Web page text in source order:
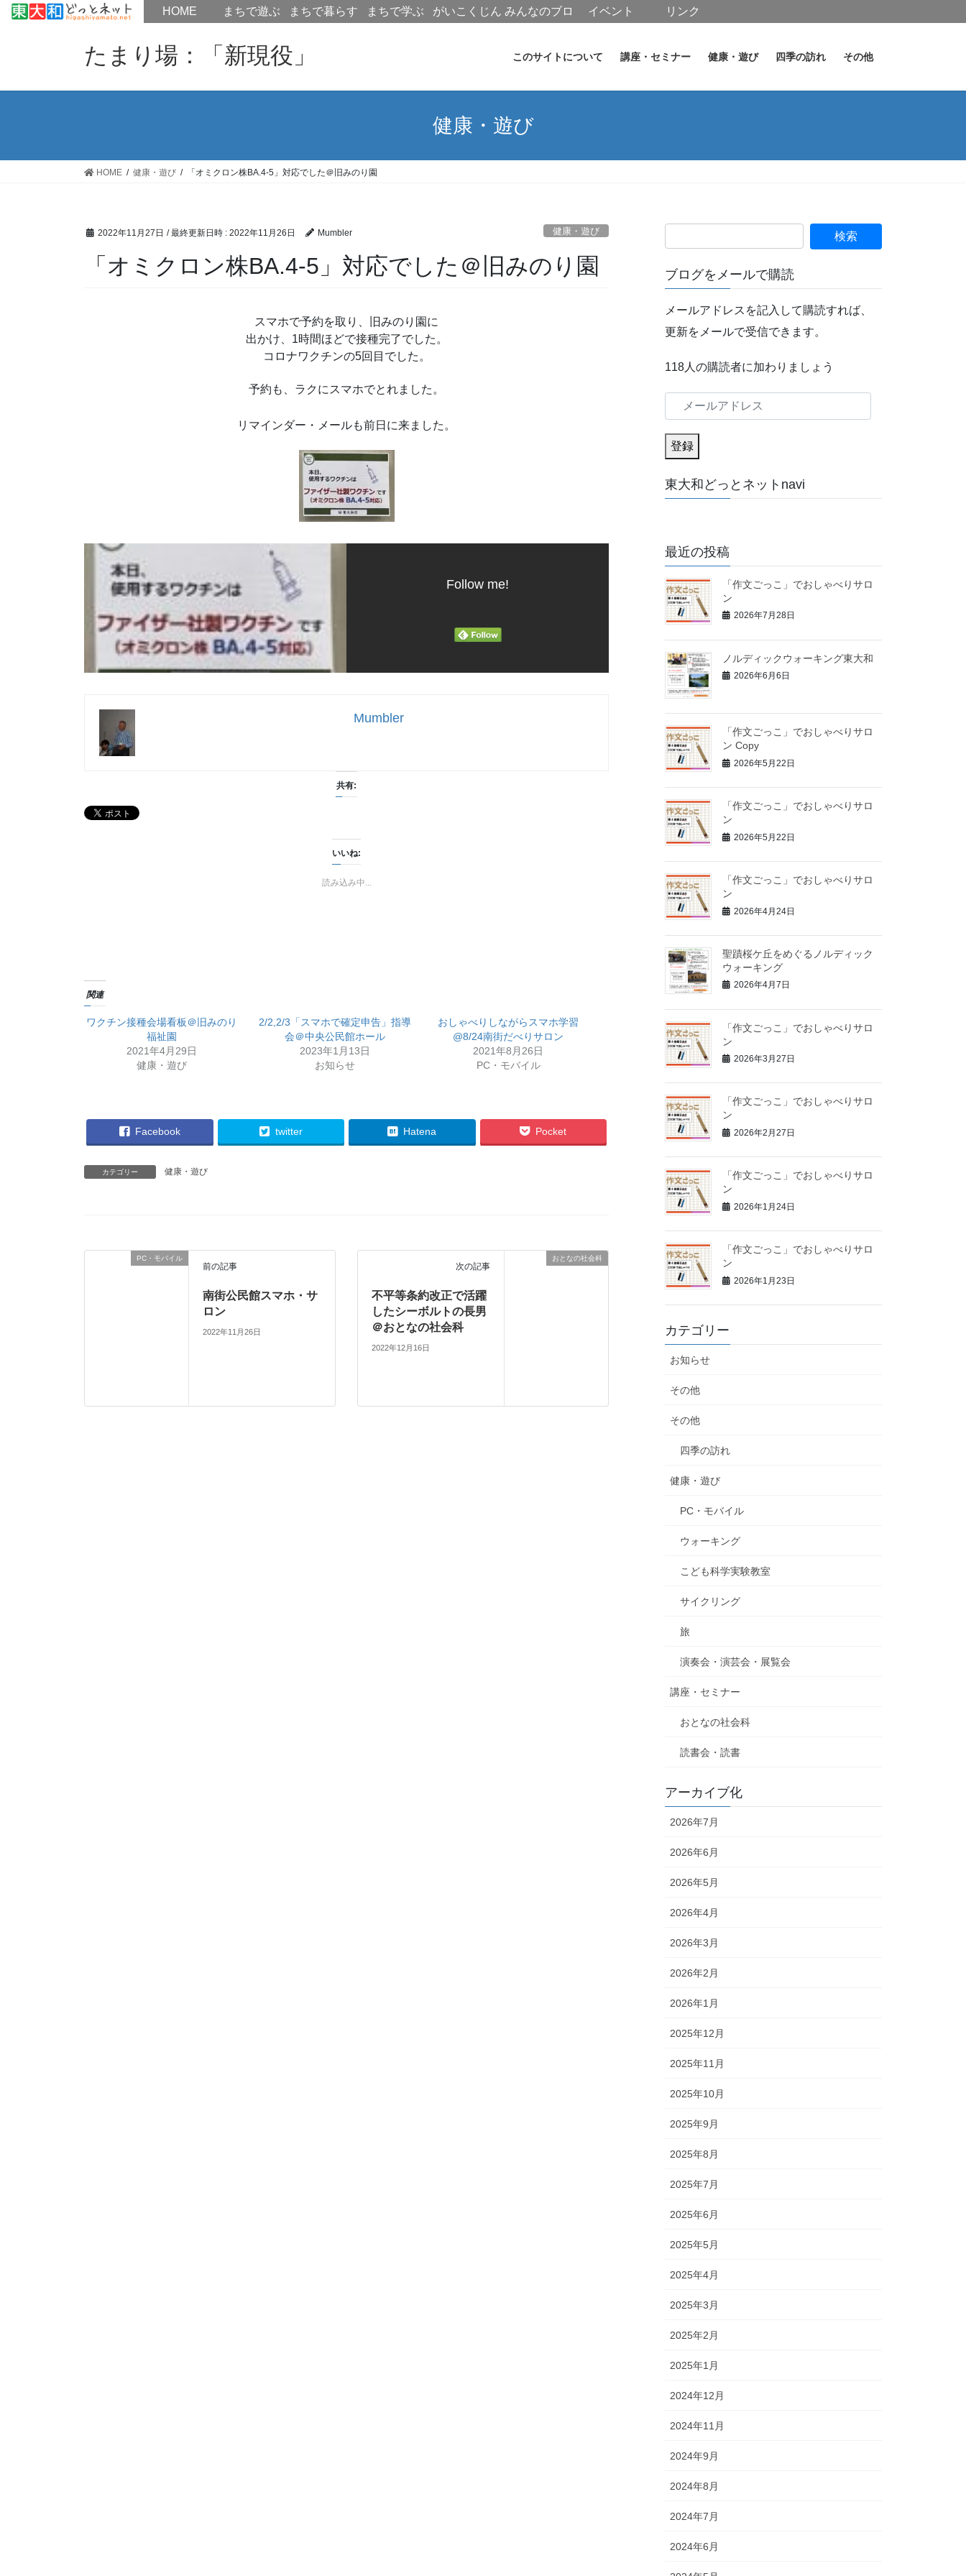
たまり場：「新現役」 このサイトについて 講座・セミナー 健康・遊び 四季の訪れ その他
健康・遊び
HOME 健康・遊び 「オミクロン株BA.4-5」対応でした＠旧みのり園
2022年11月27日 / 最終更新日時 : 2022年11月26日 Mumbler 健康・遊び
「オミクロン株BA.4-5」対応でした＠旧みのり園
スマホで予約を取り、旧みのり園に
出かけ、1時間ほどで接種完了でした。
コロナワクチンの5回目でした。
予約も、ラクにスマホでとれました。
リマインダー・メールも前日に来ました。
Follow me!
Mumbler
共有:
いいね:
読み込み中...
関連
ワクチン接種会場看板＠旧みのり
福祉園
2021年4月29日
健康・遊び
2/2,2/3「スマホで確定申告」指導
会＠中央公民館ホール
2023年1月13日
お知らせ
おしゃべりしながらスマホ学習
@8/24南街だべりサロン
2021年8月26日
PC・モバイル
Facebook twitter Hatena Pocket
カテゴリー 健康・遊び
PC・モバイル
前の記事
南街公民館スマホ・サ
ロン
2022年11月26日
おとなの社会科
次の記事
不平等条約改正で活躍
したシーボルトの長男
＠おとなの社会科
2022年12月16日
ブログをメールで購読
メールアドレスを記入して購読すれば、
更新をメールで受信できます。
118人の購読者に加わりましょう
ー
ル
ド
登録
東大和どっとネットnavi
最近の投稿
「作文ごっこ」でおしゃべりサロ
ン
2026年7月28日
ノルディックウォーキング東大和
2026年6月6日
「作文ごっこ」でおしゃべりサロ
ン Copy
2026年5月22日
「作文ごっこ」でおしゃべりサロ
ン
2026年5月22日
「作文ごっこ」でおしゃべりサロ
ン
2026年4月24日
聖蹟桜ケ丘をめぐるノルディック
ウォーキング
2026年4月7日
「作文ごっこ」でおしゃべりサロ
ン
2026年3月27日
「作文ごっこ」でおしゃべりサロ
ン
2026年2月27日
「作文ごっこ」でおしゃべりサロ
ン
2026年1月24日
「作文ごっこ」でおしゃべりサロ
ン
2026年1月23日
カテゴリー
お知らせ
その他
その他
四季の訪れ
健康・遊び
PC・モバイル
ウォーキング
こども科学実験教室
サイクリング
旅
演奏会・演芸会・展覧会
講座・セミナー
おとなの社会科
読書会・読書
アーカイブ化
2026年7月
2026年6月
2026年5月
2026年4月
2026年3月
2026年2月
2026年1月
2025年12月
2025年11月
2025年10月
2025年9月
2025年8月
2025年7月
2025年6月
2025年5月
2025年4月
2025年3月
2025年2月
2025年1月
2024年12月
2024年11月
2024年9月
2024年8月
2024年7月
2024年6月
HOMEHOME まちで遊ぶ まちで暮らす まちで学ぶ がいこくじん みんなのブロ
イベント リンク